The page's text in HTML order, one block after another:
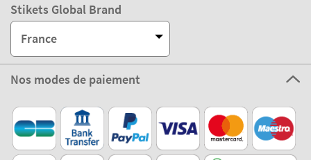
Stikets Global Brand
France
Nos modes de paiement